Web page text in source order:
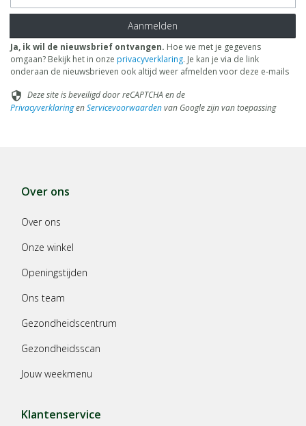
Aanmelden
Ja, ik wil de nieuwsbrief ontvangen. Hoe we met je gegevens
omgaan? Bekijk het in onze privacyverklaring. Je kan je via de link
onderaan de nieuwsbrieven ook altijd weer afmelden voor deze e-mails
security Deze site is beveiligd door reCAPTCHA en de
PrivacyverklaringenServicevoorwaardenvan Google zijn van toepassing
Over ons
Over ons
Onze winkel
Openingstijden
Ons team
Gezondheidscentrum
Gezondheidsscan
Jouw weekmenu
Klantenservice